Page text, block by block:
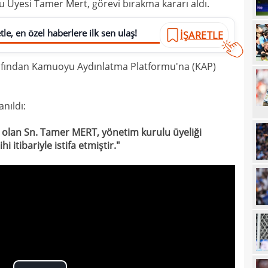
Üyesi Tamer Mert, görevi bırakma kararı aldı.
en özel haberlere ilk sen ulaş! İŞARETLE
Kamuoyu Aydınlatma Platformu'na (KAP)
Sn. Tamer MERT, yönetim kurulu üyeliği
itibariyle istifa etmiştir."